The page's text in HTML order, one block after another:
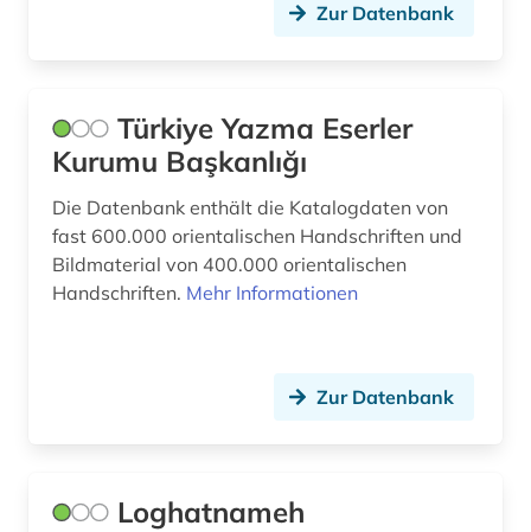
Zur Datenbank
Türkiye Yazma Eserler
Kurumu Başkanlığı
Die Datenbank enthält die Katalogdaten von
fast 600.000 orientalischen Handschriften und
Bildmaterial von 400.000 orientalischen
Handschriften. Mehr Informationen
Zur Datenbank
Loghatnameh